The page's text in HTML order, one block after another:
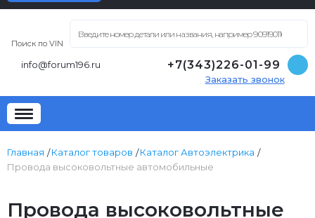
Поиск по VIN
info@forum196.ru +7(343)226-01-99
Заказать звонок
Главная Каталог товаров
Каталог Автоэлектрика
Провода высоковольтные автомобильные
Провода высоковольтные